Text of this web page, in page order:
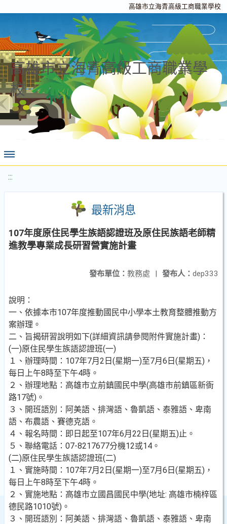
高雄市立海青高級工商職業學校
高雄市立海青高級工商職業學
校
:::
最新消息
107年度原住民學生族語認證班及原住民族語老師精
進教學專業成長研習營實施計畫
發布人： dep333
發布單位： 教務處 |
說明：
一、依據本市107年度推動國民中小學本土教育整體推動方
案辦理。
二、旨揭研習說明如下(詳細資訊請參閱附件實施計畫)：
(一)原住民學生族語認證班(一)
１、辦理時間：107年7月2日(星期一)至7月6日(星期五)，
每日上午8時至下午4時。
２、辦理地點：高雄市立前鎮國民中學(高雄市前鎮區新衙
路17號)。
３、開班語別：阿美語、排灣語、魯凱語、泰雅語、卑南
語、布農語、賽德克語。
４、報名時間：即日起至107年6月22日(星期五)止。
５、聯絡電話：07-8217677分機12或14。
(二)原住民學生族語認證班(二)
１、實施時間：107年7月2日(星期一)至7月6日(星期五)，
每日上午8時至下午4時。
２、實施地點：高雄市立國昌國民中學(地址: 高雄市楠梓區
德民路1010號)。
３、開班語別：阿美語、排灣語、魯凱語、泰雅語、卑南